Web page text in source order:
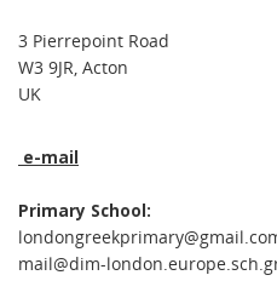
3 Pierrepoint Road
W3 9JR, Acton
UK
e-mail
Primary School:
mail@dim-